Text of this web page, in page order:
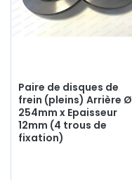
Paire de disques de
frein (pleins) Arrière Ø
254mm x Epaisseur
12mm (4 trous de
fixation)